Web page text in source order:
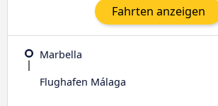
Fahrten anzeigen
Marbella
Flughafen Málaga